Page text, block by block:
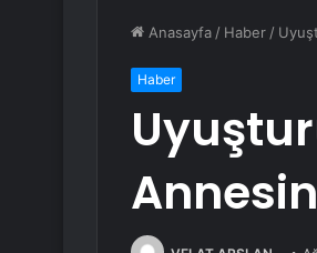
Anasayfa / Haber /
Haber